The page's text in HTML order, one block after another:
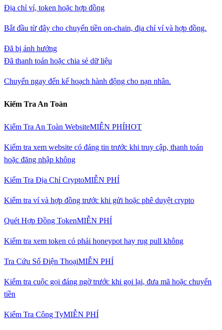
Địa chỉ ví, token hoặc hợp đồng
Bắt đầu từ đây cho chuyển tiền on-chain, địa chỉ ví và hợp đồng.
Đã bị ảnh hưởng
Đã thanh toán hoặc chia sẻ dữ liệu
Chuyển ngay đến kế hoạch hành động cho nạn nhân.
Kiểm Tra An Toàn
Kiểm Tra An Toàn WebsiteMIỄN PHÍHOT
Kiểm tra xem website có đáng tin trước khi truy cập, thanh toán
hoặc đăng nhập không
Kiểm Tra Địa Chỉ CryptoMIỄN PHÍ
Kiểm tra ví và hợp đồng trước khi gửi hoặc phê duyệt crypto
Quét Hợp Đồng TokenMIỄN PHÍ
Kiểm tra xem token có phải honeypot hay rug pull không
Tra Cứu Số Điện ThoạiMIỄN PHÍ
Kiểm tra cuộc gọi đáng ngờ trước khi gọi lại, đưa mã hoặc chuyển
tiền
Kiểm Tra Công TyMIỄN PHÍ